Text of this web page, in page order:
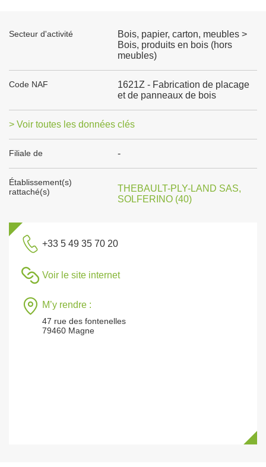
Secteur d'activité
Bois, papier, carton, meubles >
Bois, produits en bois (hors
meubles)
Code NAF
1621Z - Fabrication de placage
et de panneaux de bois
> Voir toutes les données clés
Filiale de -
Établissement(s)
rattaché(s)
THEBAULT-PLY-LAND SAS,
SOLFERINO (40)
+33 5 49 35 70 20
Voir le site internet
M’y rendre :
47 rue des fontenelles
79460 Magne